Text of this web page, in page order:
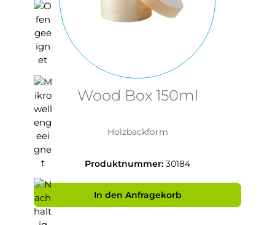
Wood Box 150ml
Holzbackform
Produktnummer: 30184
In den Anfragekorb